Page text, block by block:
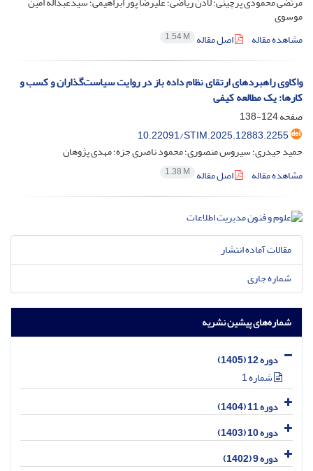
موسوی
مشاهده مقاله
اصل مقاله 1.54 M
واکاوی راهبردهای ارتقای نظام داده باز در روایت سیاست‌گذاران و کسب و
کارها: یک مطالعه کیفی
صفحه124-138
10.22091/STIM.2025.12883.2255
حمید حیدری؛ سیروس منصوری؛ محمود ناصری جزه؛ مهدی پژوهان
مشاهده مقاله
اصل مقاله 1.38 M
مقالات آماده انتشار
شماره جاری
شماره‌های پیشین نشریه
دوره 12 (1405)
شماره 1
دوره 11 (1404)
دوره 10 (1403)
دوره 9 (1402)